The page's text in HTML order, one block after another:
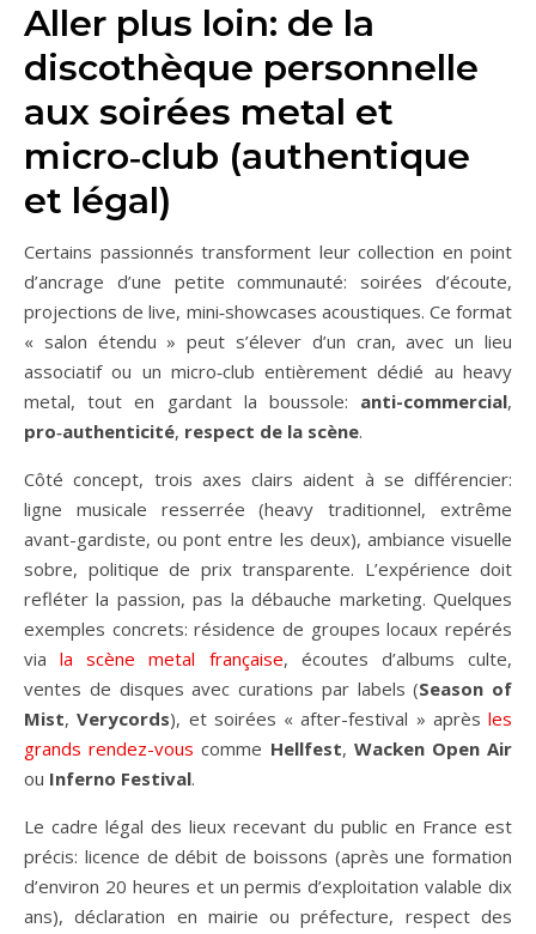
Aller plus loin: de la
discothèque personnelle
aux soirées metal et
micro‑club (authentique
et légal)
Certains passionnés transforment leur collection en point
d’ancrage d’une petite communauté: soirées d’écoute,
projections de live, mini‑showcases acoustiques. Ce format
« salon étendu » peut s’élever d’un cran, avec un lieu
associatif ou un micro‑club entièrement dédié au heavy
metal, tout en gardant la boussole: anti-commercial,
pro‑authenticité, respect de la scène.
Côté concept, trois axes clairs aident à se différencier:
ligne musicale resserrée (heavy traditionnel, extrême
avant-gardiste, ou pont entre les deux), ambiance visuelle
sobre, politique de prix transparente. L’expérience doit
refléter la passion, pas la débauche marketing. Quelques
exemples concrets: résidence de groupes locaux repérés
viala scène metal française, écoutes d’albums culte,
ventes de disques avec curations par labels (Season of
Mist,Verycords), et soirées « after-festival » après les
grands rendez-vous comme Hellfest, Wacken Open Air
ou Inferno Festival.
Le cadre légal des lieux recevant du public en France est
précis: licence de débit de boissons (après une formation
d’environ 20 heures et un permis d’exploitation valable dix
ans), déclaration en mairie ou préfecture, respect des